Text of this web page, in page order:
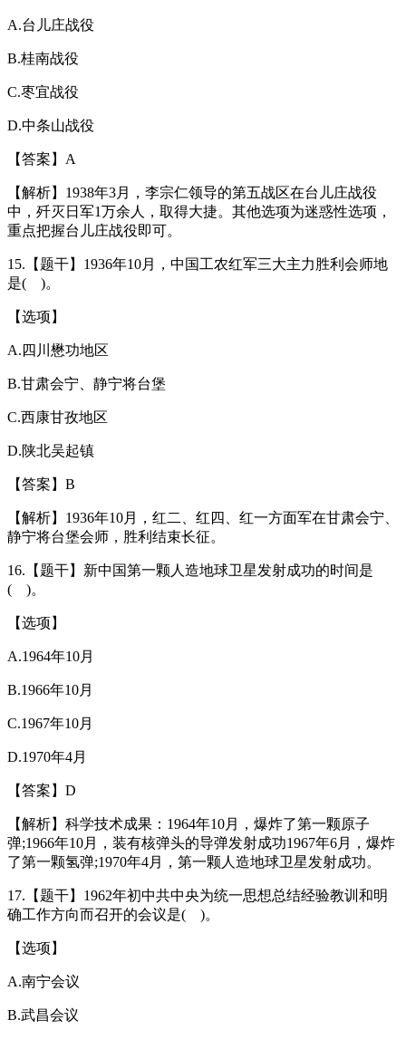
A.台儿庄战役
B.桂南战役
C.枣宜战役
D.中条山战役
【答案】A
【解析】1938年3月，李宗仁领导的第五战区在台儿庄战役
中，歼灭日军1万余人，取得大捷。其他选项为迷惑性选项，
重点把握台儿庄战役即可。
15.【题干】1936年10月，中国工农红军三大主力胜利会师地
是( )。
【选项】
A.四川懋功地区
B.甘肃会宁、静宁将台堡
C.西康甘孜地区
D.陕北吴起镇
【答案】B
【解析】1936年10月，红二、红四、红一方面军在甘肃会宁、
静宁将台堡会师，胜利结束长征。
16.【题干】新中国第一颗人造地球卫星发射成功的时间是
( )。
【选项】
A.1964年10月
B.1966年10月
C.1967年10月
D.1970年4月
【答案】D
【解析】科学技术成果：1964年10月，爆炸了第一颗原子
弹;1966年10月，装有核弹头的导弹发射成功1967年6月，爆炸
了第一颗氢弹;1970年4月，第一颗人造地球卫星发射成功。
17.【题干】1962年初中共中央为统一思想总结经验教训和明
确工作方向而召开的会议是( )。
【选项】
A.南宁会议
B.武昌会议